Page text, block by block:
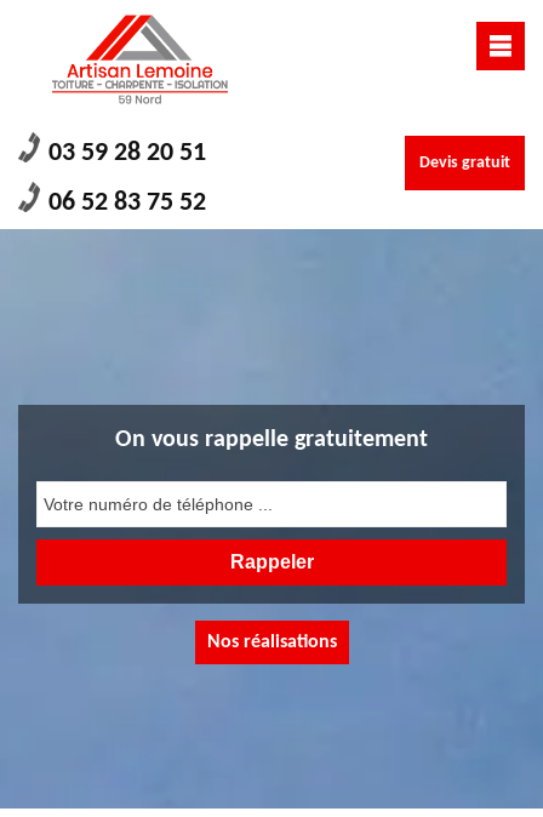
03 59 28 20 51
06 52 83 75 52
Devis gratuit
On vous rappelle gratuitement
Nos réalisations